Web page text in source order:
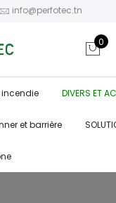
info@perfotec.tn
0
incendie DIVERS ET
et barrière